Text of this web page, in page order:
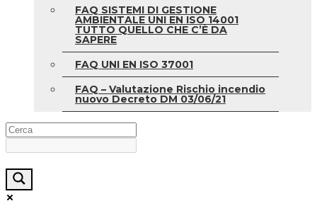
FAQ SISTEMI DI GESTIONE
AMBIENTALE UNI EN ISO 14001
TUTTO QUELLO CHE C’È DA
SAPERE
FAQ UNI EN ISO 37001
FAQ – Valutazione Rischio incendio
nuovo Decreto DM 03/06/21